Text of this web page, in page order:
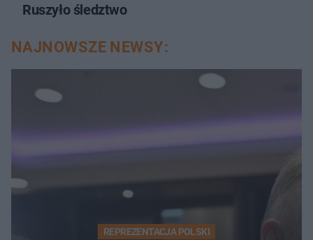
Ruszyło śledztwo
NAJNOWSZE NEWSY:
REPREZENTACJA POLSKI